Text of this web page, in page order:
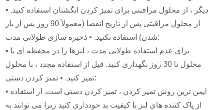
دیگر ، از محلول مراقبتی برای تمیز کردن انگشتان استفاده کنید. ▪
از محلول مراقبتی پس از تاریخ انقضا (معمولاً 90 روز پس از باز
شدن) استفاده نکنید. • ذخیره سازی طولانی مدت:
▪ برای عدم استفاده طولانی مدت ، لنزها را در محفظه ای با
محلول تا 30 روز نگهداری کنید. قبل از استفاده مجدد ، با محلول
تمیز کنید. • تمیز کردن دستی:
▪ ایمن ترین روش تمیز کردن ، تمیز کردن دستی است. از استفاده
از پاک کننده های لنز با کیفیت بد خودداری کنید زیرا می توانند به